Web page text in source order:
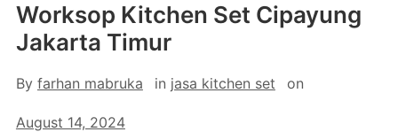
Worksop Kitchen Set Cipayung
Jakarta Timur
By farhan mabruka in jasa kitchen set on
August 14, 2024